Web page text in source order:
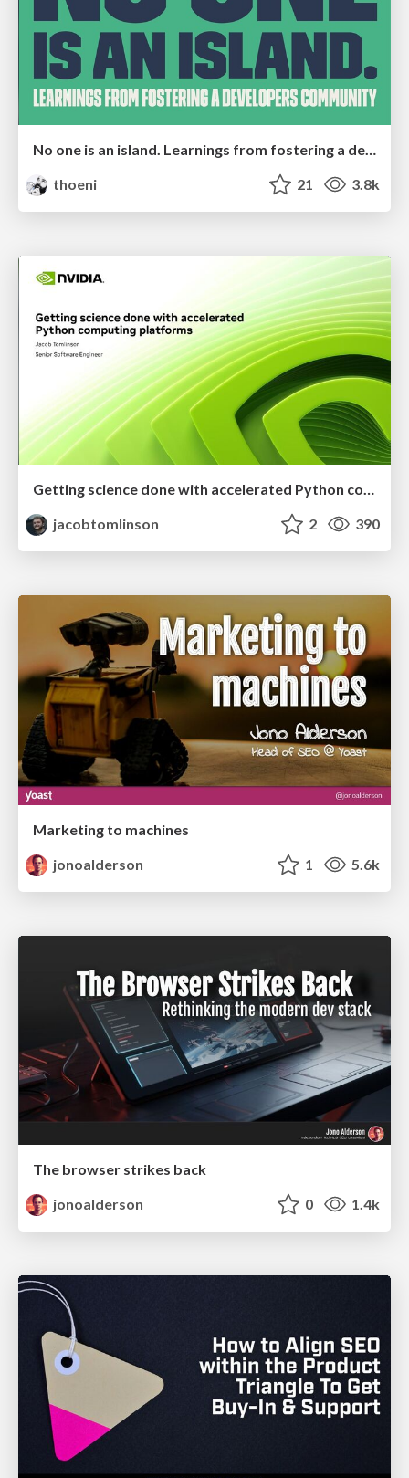
No one is an island. Learnings from fostering a developers community.
thoeni
21 3.8k
Getting science done with accelerated Python computing platforms
jacobtomlinson
2 390
Marketing to machines
jonoalderson
1 5.6k
The browser strikes back
jonoalderson
0 1.4k